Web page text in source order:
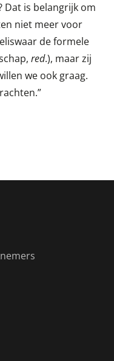
Dat is belangrijk om
niet meer voor
de formele
red.), maar zij
we ook graag.